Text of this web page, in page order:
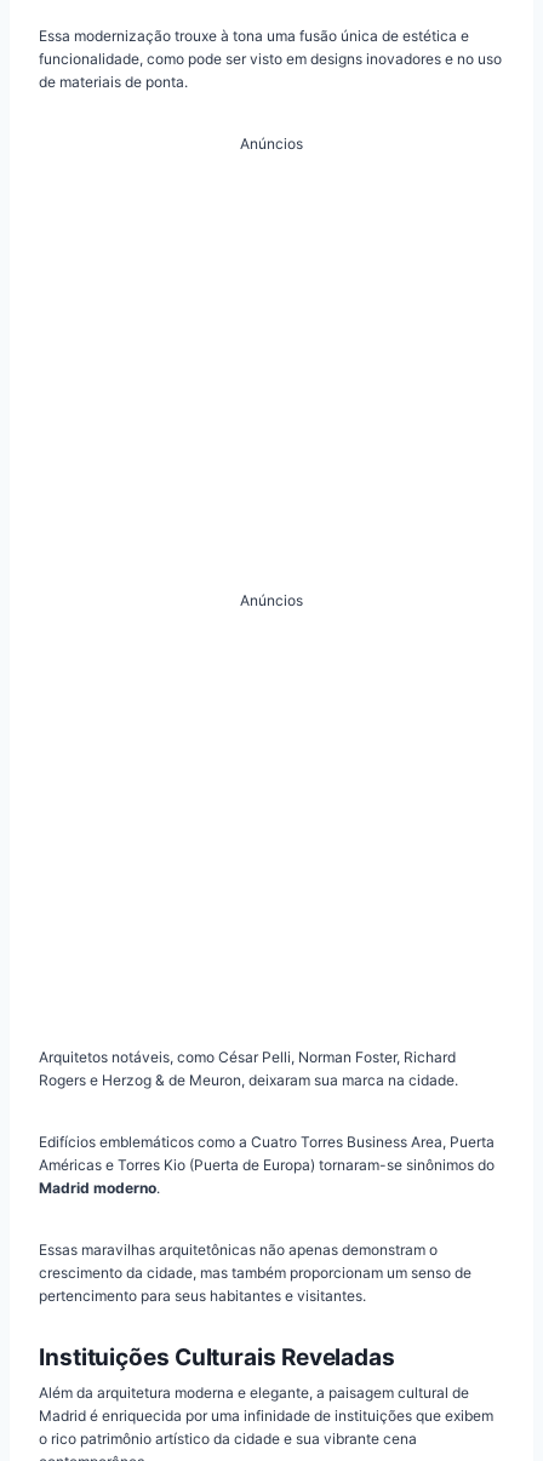
Essa modernização trouxe à tona uma fusão única de estética e
funcionalidade, como pode ser visto em designs inovadores e no uso
de materiais de ponta.
Anúncios
Anúncios
Arquitetos notáveis, como César Pelli, Norman Foster, Richard
Rogers e Herzog & de Meuron, deixaram sua marca na cidade.
Edifícios emblemáticos como a Cuatro Torres Business Area, Puerta
Américas e Torres Kio (Puerta de Europa) tornaram-se sinônimos do
Madrid moderno.
Essas maravilhas arquitetônicas não apenas demonstram o
crescimento da cidade, mas também proporcionam um senso de
pertencimento para seus habitantes e visitantes.
Instituições Culturais Reveladas
Além da arquitetura moderna e elegante, a paisagem cultural de
Madrid é enriquecida por uma infinidade de instituições que exibem
o rico patrimônio artístico da cidade e sua vibrante cena